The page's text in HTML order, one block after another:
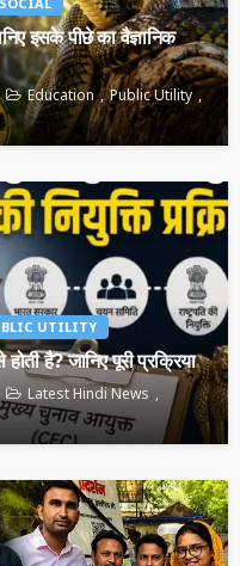
इसके पीछे का वैज्ञानिक
Education
Public Utility
UTILITY
है? जानिए पूरी प्रक्रिया
Latest Hindi News